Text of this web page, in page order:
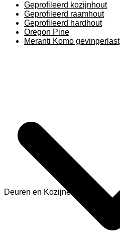
Geprofileerd kozijnhout
Geprofileerd raamhout
Geprofileerd hardhout
Oregon Pine
Meranti Komo gevingerlast
Deuren en Kozijnen